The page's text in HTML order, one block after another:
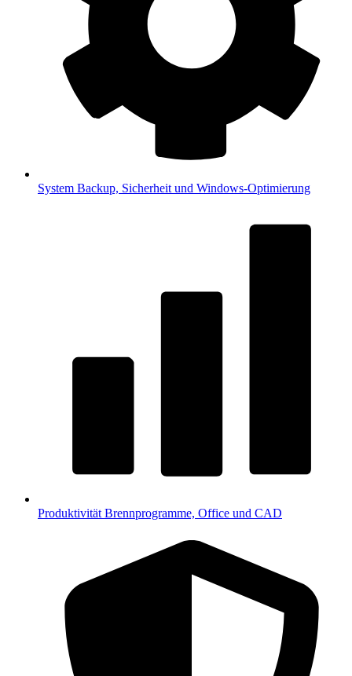
System Backup, Sicherheit und Windows-Optimierung
Produktivität Brennprogramme, Office und CAD